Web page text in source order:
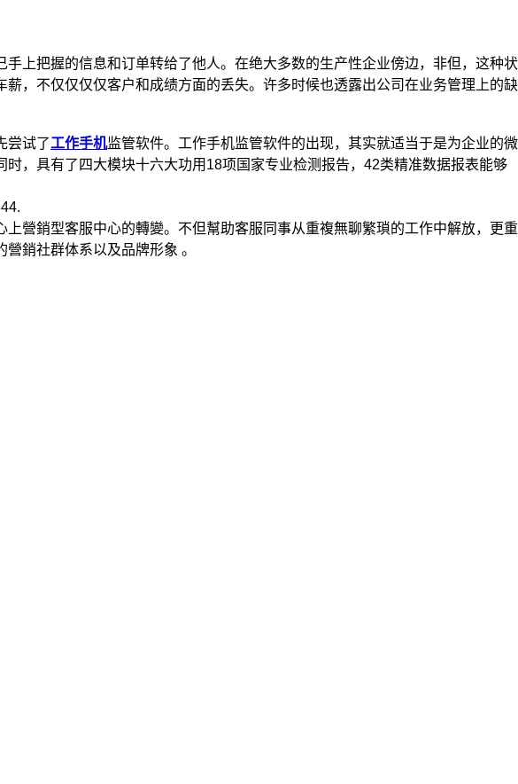
上把握的信息和订单转给了他人。在绝大多数的生产性企业傍边，非但，这种状
，不仅仅仅仅客户和成绩方面的丢失。许多时候也透露出公司在业务管理上的缺
尝试了工作手机监管软件。工作手机监管软件的出现，其实就适当于是为企业的微
，具有了四大模块十六大功用18项国家专业检测报告，42类精准数据报表能够
營銷型客服中心的轉變。不但幫助客服同事从重複無聊繁瑣的工作中解放，更重
銷社群体系以及品牌形象 。